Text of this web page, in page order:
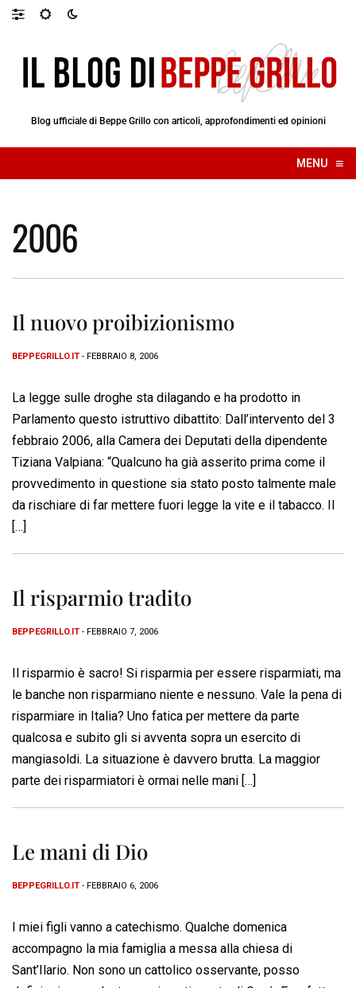
Blog ufficiale di Beppe Grillo con articoli, approfondimenti ed opinioni
MENU ≡
☰
2006
Il nuovo proibizionismo
BEPPEGRILLO.IT - FEBBRAIO 8, 2006
La legge sulle droghe sta dilagando e ha prodotto in
Parlamento questo istruttivo dibattito: Dall’intervento del 3
febbraio 2006, alla Camera dei Deputati della dipendente
Tiziana Valpiana: “Qualcuno ha già asserito prima come il
provvedimento in questione sia stato posto talmente male
da rischiare di far mettere fuori legge la vite e il tabacco. Il
[…]
Il risparmio tradito
BEPPEGRILLO.IT - FEBBRAIO 7, 2006
Il risparmio è sacro! Si risparmia per essere risparmiati, ma
le banche non risparmiano niente e nessuno. Vale la pena di
risparmiare in Italia? Uno fatica per mettere da parte
qualcosa e subito gli si avventa sopra un esercito di
mangiasoldi. La situazione è davvero brutta. La maggior
parte dei risparmiatori è ormai nelle mani […]
Le mani di Dio
BEPPEGRILLO.IT - FEBBRAIO 6, 2006
I miei figli vanno a catechismo. Qualche domenica
accompagno la mia famiglia a messa alla chiesa di
Sant’Ilario. Non sono un cattolico osservante, posso